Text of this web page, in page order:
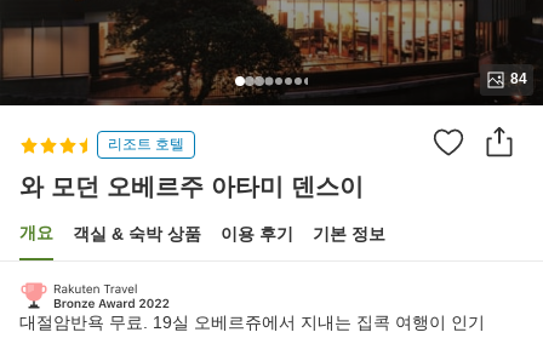
84
리조트 호텔
와 모던 오베르주 아타미 덴스이
개요 객실 & 숙박 상품 이용 후기 기본 정보
대절암반욕 무료. 19실 오베르쥬에서 지내는 집콕 여행이 인기